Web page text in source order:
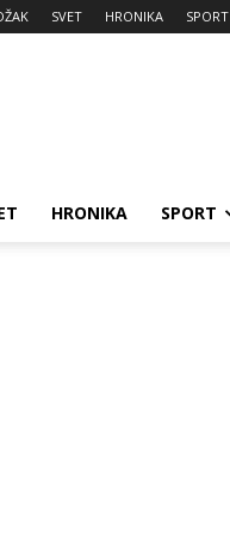
SVET HRONIKA SPORT
HRONIKA SPORT